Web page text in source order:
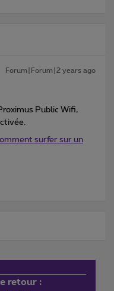
Forum|Forum|2 years ago
Public Wifi,
surfer sur un
retour :